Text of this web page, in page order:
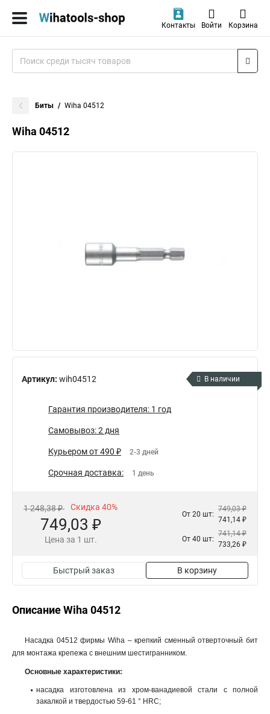
Контакты Войти Корзина
Биты Wiha 04512
Wiha 04512
Артикул: wih04512 В наличии
Гарантия производителя: 1 год
Самовывоз: 2 дня
Курьером от 490 ₽ 2-3 дней
Срочная доставка: 1 день
1 248,38 ₽ Скидка 40%
749,03 ₽
Цена за 1 шт.
От 20 шт:
749,03 ₽
741,14 ₽
От 40 шт:
741,14 ₽
733,26 ₽
Быстрый заказ В корзину
Описание Wiha 04512
Насадка 04512 фирмы Wiha – крепкий сменный отверточный бит
для монтажа крепежа с внешним шестигранником.
Основные характеристики:
насадка изготовлена из хром-ванадиевой стали с полной
закалкой и твердостью 59-61 ° HRC;